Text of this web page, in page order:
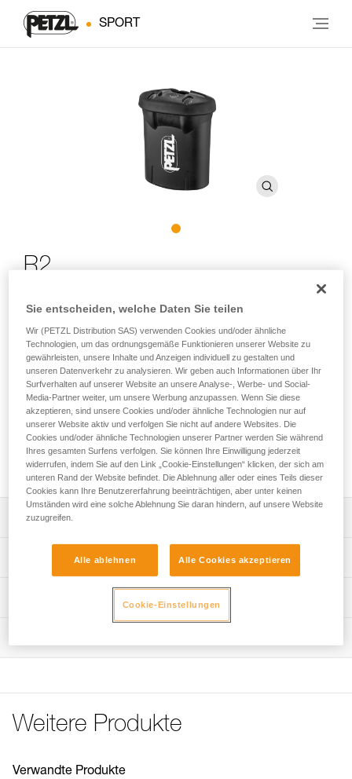
SPORT
R2
Akku für die Stirnlampen DUO RL und DUO S
Robuster Hochleistungsakku für die Stirnlampen DUO RL
und DUO S. Er verfügt über ein System zum schnellen
Anschließen an die Lampe und eine Energieanzeige, die den
Anwender über den Ladezustand des Akkus informiert.
Ihr sucht die perfekte Stirnlampe für eure Aktivitäten?
ZUR AUSWAHLHILFE
Leistungsverzeichnis
Kapazität (3200 mAh, Spannung 7,4 V, 23,68 Wh) bei
Die Energieanzeige informiert über den Ladezustand des
Schnellanschlusssystem zum Anschließen und Abziehen
Aufladung mit einem Schnellladegerät.
Wasserdicht nach IP67.
Technische Spezifikationen
Ladedauer: 4 Std
Wasserdicht: IP67 (wasserdicht bis -1 Meter während 30
Gewicht: 168 g
Zugrundeliegende Spezifikationen
Garantie : 2 Jahre oder 300 Ladevorgänge
Gebrauchsanleitung
Rechargeable-R2-1
Das PDF herunterladen UE-Declaration-E103CA00-R2
Häufige Fragen
Weitere Produkte
Verwandte Produkte
Sie entscheiden, welche Daten Sie teilen
Wir (PETZL Distribution SAS) verwenden Cookies und/oder ähnliche
Technologien, um das ordnungsgemäße Funktionieren unserer Website zu
gewährleisten, unsere Inhalte und Anzeigen individuell zu gestalten und
unseren Datenverkehr zu analysieren. Wir geben auch Informationen über Ihr
Surfverhalten auf unserer Website an unsere Analyse-, Werbe- und Social-
Media-Partner weiter, um unsere Werbung anzupassen. Wenn Sie diese
akzeptieren, sind unsere Cookies und/oder ähnliche Technologien nur auf
unserer Website aktiv und verfolgen Sie nicht auf andere Websites. Die
Cookies und/oder ähnliche Technologien unserer Partner werden Sie während
Ihres gesamten Surfens verfolgen. Sie können Ihre Einwilligung jederzeit
widerrufen, indem Sie auf den Link „Cookie-Einstellungen“ klicken, der sich am
unteren Rand der Website befindet. Die Ablehnung aller oder eines Teils dieser
Cookies kann Ihre Benutzererfahrung beeinträchtigen, aber unter keinen
Umständen wird eine solche Ablehnung Sie daran hindern, auf unsere Website
zuzugreifen.
Alle ablehnen Alle Cookies akzeptieren
Cookie-Einstellungen